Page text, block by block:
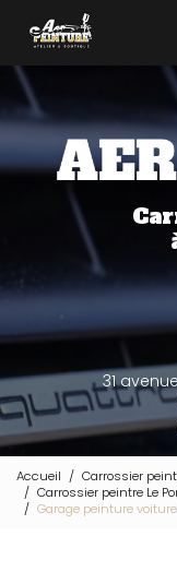
contenu
principal
31
Accueil
Carrossier
Carrossier peintre Le
Garage peinture